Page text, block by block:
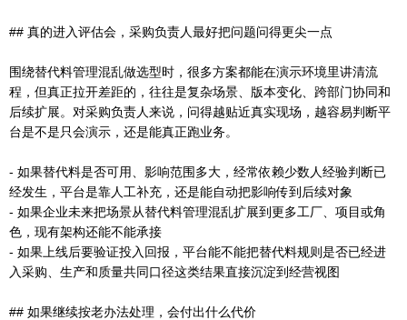
## 真的进入评估会，采购负责人最好把问题问得更尖一点
围绕替代料管理混乱做选型时，很多方案都能在演示环境里讲清流
程，但真正拉开差距的，往往是复杂场景、版本变化、跨部门协同和
后续扩展。对采购负责人来说，问得越贴近真实现场，越容易判断平
台是不是只会演示，还是能真正跑业务。
- 如果替代料是否可用、影响范围多大，经常依赖少数人经验判断已
经发生，平台是靠人工补充，还是能自动把影响传到后续对象
- 如果企业未来把场景从替代料管理混乱扩展到更多工厂、项目或角
色，现有架构还能不能承接
- 如果上线后要验证投入回报，平台能不能把替代料规则是否已经进
入采购、生产和质量共同口径这类结果直接沉淀到经营视图
## 如果继续按老办法处理，会付出什么代价